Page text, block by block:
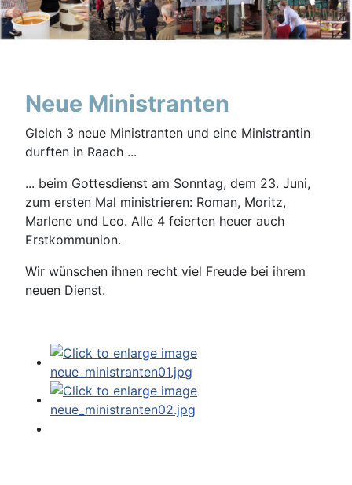
Neue Ministranten
Gleich 3 neue Ministranten und eine Ministrantin
durften in Raach ...
... beim Gottesdienst am Sonntag, dem 23. Juni,
zum ersten Mal ministrieren: Roman, Moritz,
Marlene und Leo. Alle 4 feierten heuer auch
Erstkommunion.
Wir wünschen ihnen recht viel Freude bei ihrem
neuen Dienst.